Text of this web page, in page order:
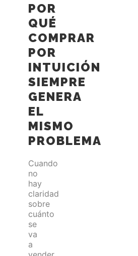
POR
QUÉ
COMPRAR
POR
INTUICIÓN
SIEMPRE
GENERA
EL
MISMO
PROBLEMA
Cuando
no
hay
claridad
sobre
cuánto
se
va
a